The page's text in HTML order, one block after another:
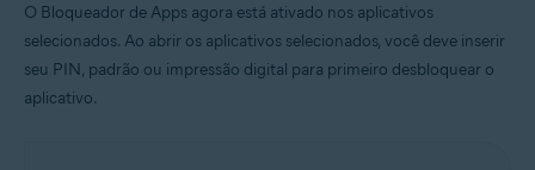
O Bloqueador de Apps agora está ativado nos aplicativos
selecionados. Ao abrir os aplicativos selecionados, você deve inserir
seu PIN, padrão ou impressão digital para primeiro desbloquear o
aplicativo.